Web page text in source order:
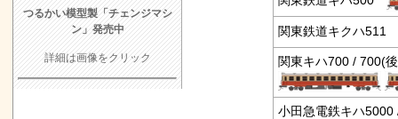
関東鉄道キクハ511
関東キハ700 / 700(
小田急電鉄キハ
つるかい模型製「チェンジマシ
ン」発売中
詳細は画像をクリック